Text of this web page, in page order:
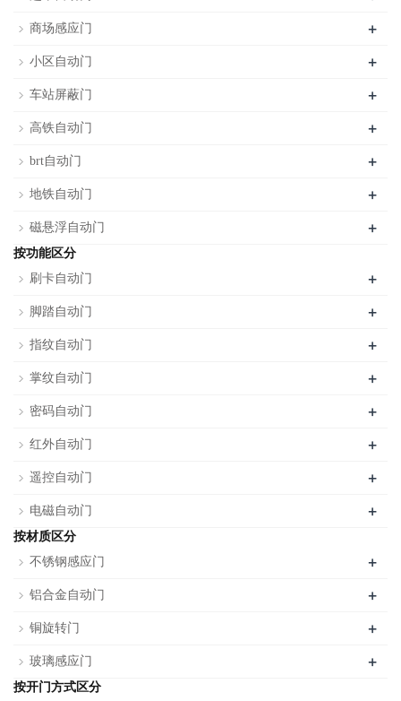
商场感应门 +
小区自动门 +
车站屏蔽门 +
高铁自动门 +
brt自动门 +
地铁自动门 +
磁悬浮自动门 +
按功能区分
刷卡自动门
+
脚踏自动门 +
指纹自动门 +
掌纹自动门 +
密码自动门 +
红外自动门 +
遥控自动门 +
电磁自动门 +
按材质区分
不锈钢感应门
+
铝合金自动门 +
铜旋转门 +
玻璃感应门 +
按开门方式区分